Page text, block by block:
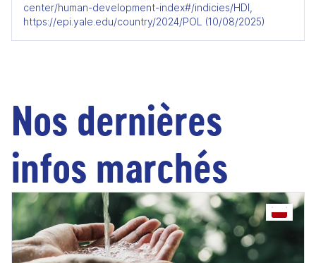
center/human-development-index#/indicies/HDI,
https://epi.yale.edu/country/2024/POL (10/08/2025)
Nos dernières
infos marchés